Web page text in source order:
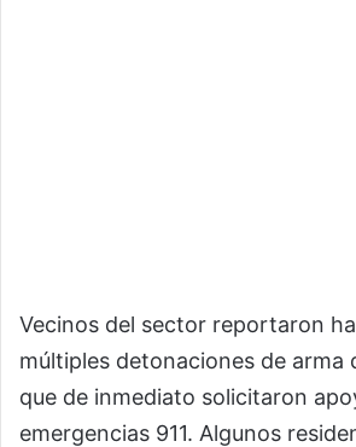
Vecinos del sector reportaron
múltiples detonaciones de arma
que de inmediato solicitaron
emergencias 911. Algunos